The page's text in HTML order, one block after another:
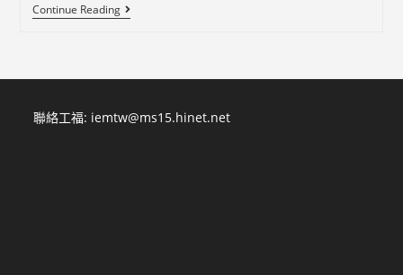
Continue Reading2023-
12
慶
日
子
聯絡工福: iemtw@ms15.hinet.net